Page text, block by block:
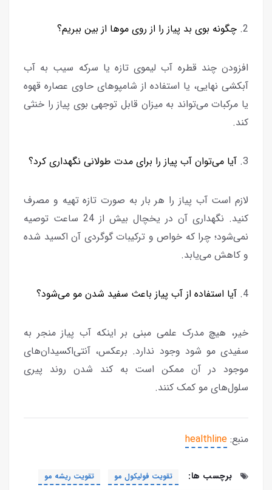
2. چگونه بوی بد پیاز را از روی موها از بین ببریم؟
افزودن چند قطره آب لیموی تازه یا سرکه سیب به آب
آبکشی نهایی، یا استفاده از شامپوهای حاوی عصاره قهوه
یا مرکبات می‌تواند به میزان قابل توجهی بوی پیاز را خنثی
کند.
3. آیا می‌توان آب پیاز را برای مدت طولانی نگهداری کرد؟
لازم است آب پیاز را هر بار به صورت تازه تهیه و مصرف
کنید. نگهداری آن در یخچال بیش از 24 ساعت توصیه
نمی‌شود؛ چرا که خواص و ترکیبات گوگردی آن اکسید شده
و کاهش می‌یابد.
4. آیا استفاده از آب پیاز باعث سفید شدن مو می‌شود؟
خیر، هیچ مدرک علمی مبنی بر اینکه آب پیاز منجر به
سفیدی مو شود وجود ندارد. برعکس، آنتی‌اکسیدان‌های
موجود در آن ممکن است به کند شدن روند پیری
سلول‌های مو کمک کنند.
منبع: healthline
برچسب ها: تقویت فولیکول مو
تقویت ریشه مو